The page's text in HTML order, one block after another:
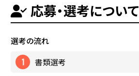
応募・選考について
選考の流れ
書類選考